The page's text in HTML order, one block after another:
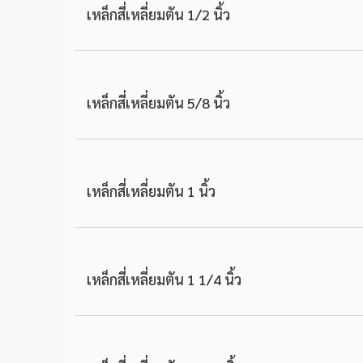
เหล็กสี่เหลี่ยมตัน 1/2 นิ้ว
เหล็กสี่เหลี่ยมตัน 5/8 นิ้ว
เหล็กสี่เหลี่ยมตัน 1 นิ้ว
เหล็กสี่เหลี่ยมตัน 1 1/4 นิ้ว